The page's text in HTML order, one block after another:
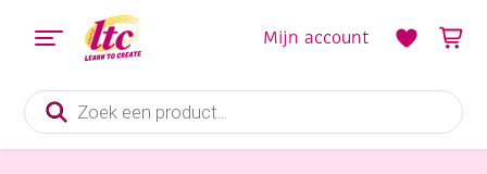
Producten
zoeken
Mijn account